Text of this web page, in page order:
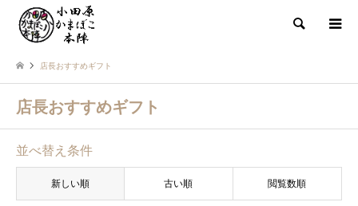
検索
店長おすすめギフト
店長おすすめギフト
並べ替え条件
新しい順 古い順 閲覧数順